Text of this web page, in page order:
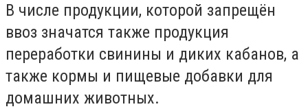
В числе продукции, которой запрещён
ввоз значатся также продукция
переработки свинины и диких кабанов, а
также кормы и пищевые добавки для
домашних животных.